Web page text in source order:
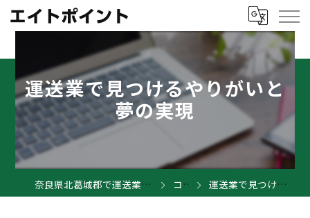
運送業で見つけるやりがいと
夢の実現
奈良県北葛城郡で運送業の求人ならエイトポイント コラム 運送業で見つけるやりがいと夢の実現